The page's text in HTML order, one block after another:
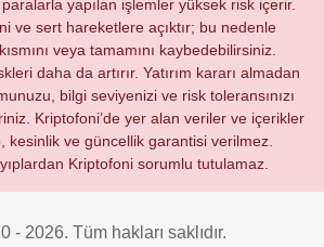
paralarla yapılan işlemler yüksek risk içerir.
ve sert hareketlere açıktır; bu nedenle
veya tamamını kaybedebilirsiniz.
daha da artırır. Yatırım kararı almadan
bilgi seviyenizi ve risk toleransınızı
Kriptofoni’de yer alan veriler ve içerikler
kesinlik ve güncellik garantisi verilmez.
Kriptofoni sorumlu tutulamaz.
- 2026. Tüm hakları saklıdır.